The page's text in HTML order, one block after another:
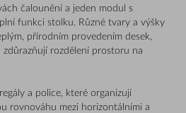
čalounění a jeden modul s
funkci stolku. Různé tvary a výšky
přírodním provedením desek,
rozdělení prostoru na
a police, které organizují
rovnováhu mezi horizontálními a